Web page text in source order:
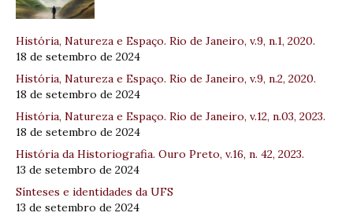
História, Natureza e Espaço. Rio de Janeiro, v.9, n.1, 2020.
18 de setembro de 2024
História, Natureza e Espaço. Rio de Janeiro, v.9, n.2, 2020.
18 de setembro de 2024
História, Natureza e Espaço. Rio de Janeiro, v.12, n.03, 2023.
18 de setembro de 2024
História da Historiografia. Ouro Preto, v.16, n. 42, 2023.
13 de setembro de 2024
Sínteses e identidades da UFS
13 de setembro de 2024